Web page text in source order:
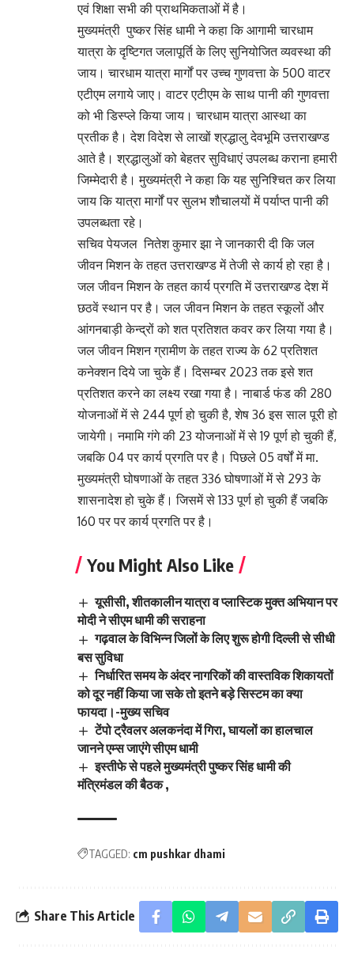
एवं शिक्षा सभी की प्राथमिकताओं में है।
मुख्यमंत्री पुष्कर सिंह धामी ने कहा कि आगामी चारधाम
यात्रा के दृष्टिगत जलापूर्ति के लिए सुनियोजित व्यवस्था की
जाय। चारधाम यात्रा मार्गों पर उच्च गुणवत्ता के 500 वाटर
एटीएम लगाये जाए। वाटर एटीएम के साथ पानी की गुणवत्ता
को भी डिस्प्ले किया जाय। चारधाम यात्रा आस्था का
प्रतीक है। देश विदेश से लाखों श्रद्धालु देवभूमि उत्तराखण्ड
आते है। श्रद्धालुओं को बेहतर सुविधाएं उपलब्ध कराना हमारी
जिम्मेदारी है। मुख्यमंत्री ने कहा कि यह सुनिश्चित कर लिया
जाय कि यात्रा मार्गों पर सुलभ शौचालयों में पर्याप्त पानी की
उपलब्धता रहे।
सचिव पेयजल नितेश कुमार झा ने जानकारी दी कि जल
जीवन मिशन के तहत उत्तराखण्ड में तेजी से कार्य हो रहा है।
जल जीवन मिशन के तहत कार्य प्रगति में उत्तराखण्ड देश में
छठवें स्थान पर है। जल जीवन मिशन के तहत स्कूलों और
आंगनबाड़ी केन्द्रों को शत प्रतिशत कवर कर लिया गया है।
जल जीवन मिशन ग्रामीण के तहत राज्य के 62 प्रतिशत
कनेक्शन दिये जा चुके हैं। दिसम्बर 2023 तक इसे शत
प्रतिशत करने का लक्ष्य रखा गया है। नाबार्ड फंड की 280
योजनाओं में से 244 पूर्ण हो चुकी है, शेष 36 इस साल पूरी हो
जायेगी। नमामि गंगे की 23 योजनाओं में से 19 पूर्ण हो चुकी हैं,
जबकि 04 पर कार्य प्रगति पर है। पिछले 05 वर्षों में मा.
मुख्यमंत्री घोषणाओं के तहत 336 घोषणाओं में से 293 के
शासनादेश हो चुके हैं। जिसमें से 133 पूर्ण हो चुकी हैं जबकि
160 पर पर कार्य प्रगति पर है।
You Might Also Like
यूसीसी, शीतकालीन यात्रा व प्लास्टिक मुक्त अभियान पर
मोदी ने सीएम धामी की सराहना
गढ़वाल के विभिन्न जिलों के लिए शुरू होगी दिल्ली से सीधी
बस सुविधा
निर्धारित समय के अंदर नागरिकों की वास्तविक शिकायतों
को दूर नहीं किया जा सके तो इतने बड़े सिस्टम का क्या
फायदा।-मुख्य सचिव
टेंपो ट्रैवलर अलकनंदा में गिरा, घायलों का हालचाल
जानने एम्स जाएंगे सीएम धामी
इस्तीफे से पहले मुख्यमंत्री पुष्कर सिंह धामी की
मंत्रिमंडल की बैठक ,
TAGGED: cm pushkar dhami
Share This Article